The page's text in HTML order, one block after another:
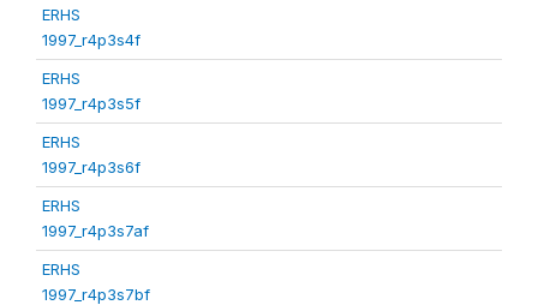
ERHS
1997_r4p3s4f
ERHS
1997_r4p3s5f
ERHS
1997_r4p3s6f
ERHS
1997_r4p3s7af
ERHS
1997_r4p3s7bf